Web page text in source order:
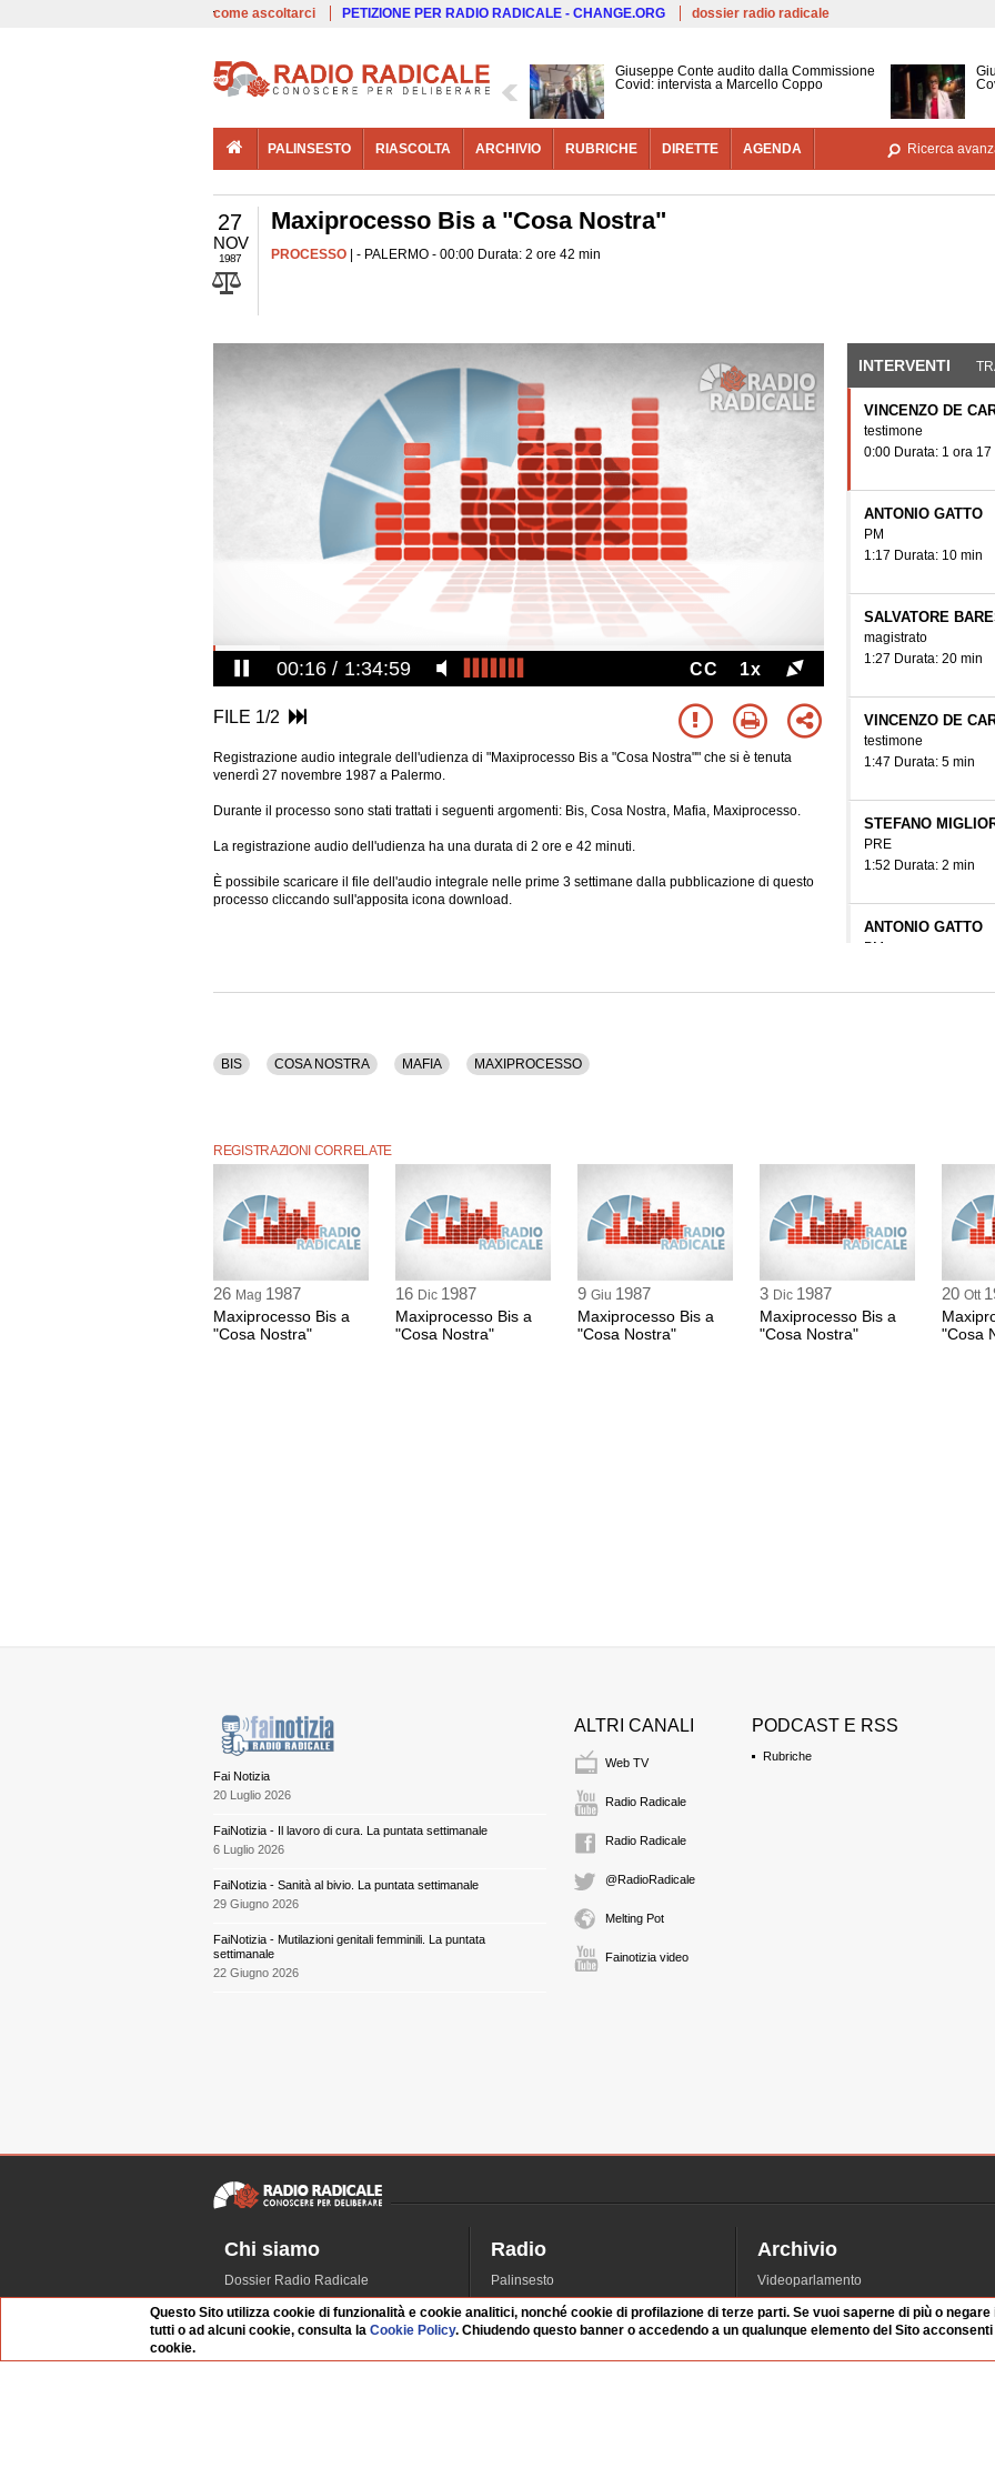
Salta al contenuto principale
come ascoltarci PETIZIONE PER RADIO RADICALE - CHANGE.ORG dossier radio radicale
Giuseppe Conte audito dalla Commissione
Covid: intervista a Marcello Coppo
PALINSESTO RIASCOLTA ARCHIVIO RUBRICHE DIRETTE AGENDA Ricerca
27
NOV
1987
Maxiprocesso Bis a "Cosa Nostra"
PROCESSO | - PALERMO - 00:00 Durata: 2 ore 42 min
00:17 1:34:59 CC 1x
FILE 1/2
Registrazione audio integrale dell'udienza di "Maxiprocesso Bis a "Cosa Nostra"" che si è tenuta
venerdì 27 novembre 1987 a Palermo.
Durante il processo sono stati trattati i seguenti argomenti: Bis, Cosa Nostra, Mafia, Maxiprocesso.
La registrazione audio dell'udienza ha una durata di 2 ore e 42 minuti.
È possibile scaricare il file dell'audio integrale nelle prime 3 settimane dalla pubblicazione di questo
processo cliccando sull'apposita icona download.
INTERVENTI
VINCENZO DE
testimone
0:00 Durata: 1 ora 17
ANTONIO GATTO
PM
1:17 Durata: 10 min
SALVATORE
magistrato
1:27 Durata: 20 min
VINCENZO DE
testimone
1:47 Durata: 5 min
STEFANO
PRE
1:52 Durata: 2 min
ANTONIO GATTO
PM
CALECA
2:27 Durata: 15 min
ANTONIO GATTO
BIS COSA NOSTRA MAFIA MAXIPROCESSO
REGISTRAZIONI CORRELATE
26 Mag 1987
Maxiprocesso Bis a
"Cosa Nostra"
16 Dic 1987
Maxiprocesso Bis a
"Cosa Nostra"
9 Giu 1987
Maxiprocesso Bis a
"Cosa Nostra"
3 Dic 1987
Maxiprocesso Bis a
"Cosa Nostra"
20 Ott
"Cosa
Fai Notizia
20 Luglio 2026
FaiNotizia - Il lavoro di cura. La puntata settimanale
6 Luglio 2026
FaiNotizia - Sanità al bivio. La puntata settimanale
29 Giugno 2026
FaiNotizia - Mutilazioni genitali femminili. La puntata
settimanale
22 Giugno 2026
ALTRI CANALI
Web TV
Radio Radicale
Radio Radicale
@RadioRadicale
Melting Pot
Fainotizia video
PODCAST E RSS
Rubriche
Chi siamo
Dossier Radio Radicale
Questo sito
L'Archivio
Radio
Palinsesto
Riascolta
Dirette
Archivio
Videoparlamento
Istituzioni
Dibattiti
Questo Sito utilizza cookie di funzionalità e cookie analitici, nonché cookie di profilazione di terze parti. Se vuoi saperne di più o
tutti o ad alcuni cookie, consulta laCookie Policy. Chiudendo questo banner o accedendo a un qualunque elemento del Sito
cookie.